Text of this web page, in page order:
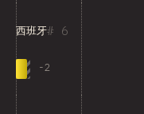
6
西班牙
-2